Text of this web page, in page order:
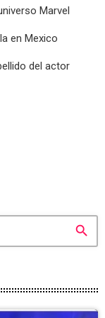
Marvel
en Mexico
del actor
search